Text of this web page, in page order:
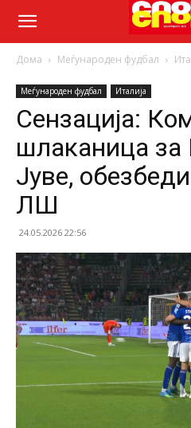
Дома Меѓународен фудбал
Меѓународен фудбал Италија
Сензација:
шлаканица
Јуве,
ЛШ
24.05.2026 22:56